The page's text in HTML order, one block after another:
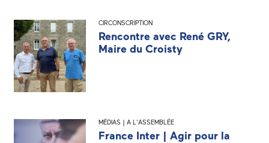
CIRCONSCRIPTION
Rencontre avec René GRY,
Maire du Croisty
MÉDIAS | A L'ASSEMBLÉE
France Inter | Agir pour la